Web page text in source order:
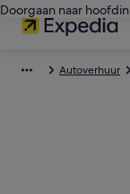
Doorgaan naar
Autoverhuur